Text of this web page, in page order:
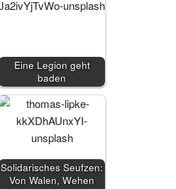
Eine Legion geht
baden
Solidarisches Seufzen:
Von Walen, Wehen